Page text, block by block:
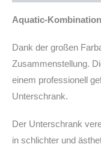
Lager
PLZ
Menge
Aquatic-
Dank der großen
Zusammenstellung.
einem professionell
Unterschrank.
Der Unterschrank
in schlichter und